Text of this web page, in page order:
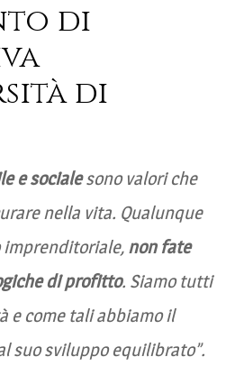
di
di
e socialesono valori che
nella vita. Qualunque
imprenditoriale, non fate
di profitto. Siamo tutti
e come tali abbiamo il
suo sviluppo equilibrato”.